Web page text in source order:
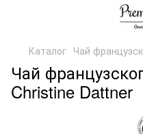
Каталог Чай
Чай
Christine Dattner